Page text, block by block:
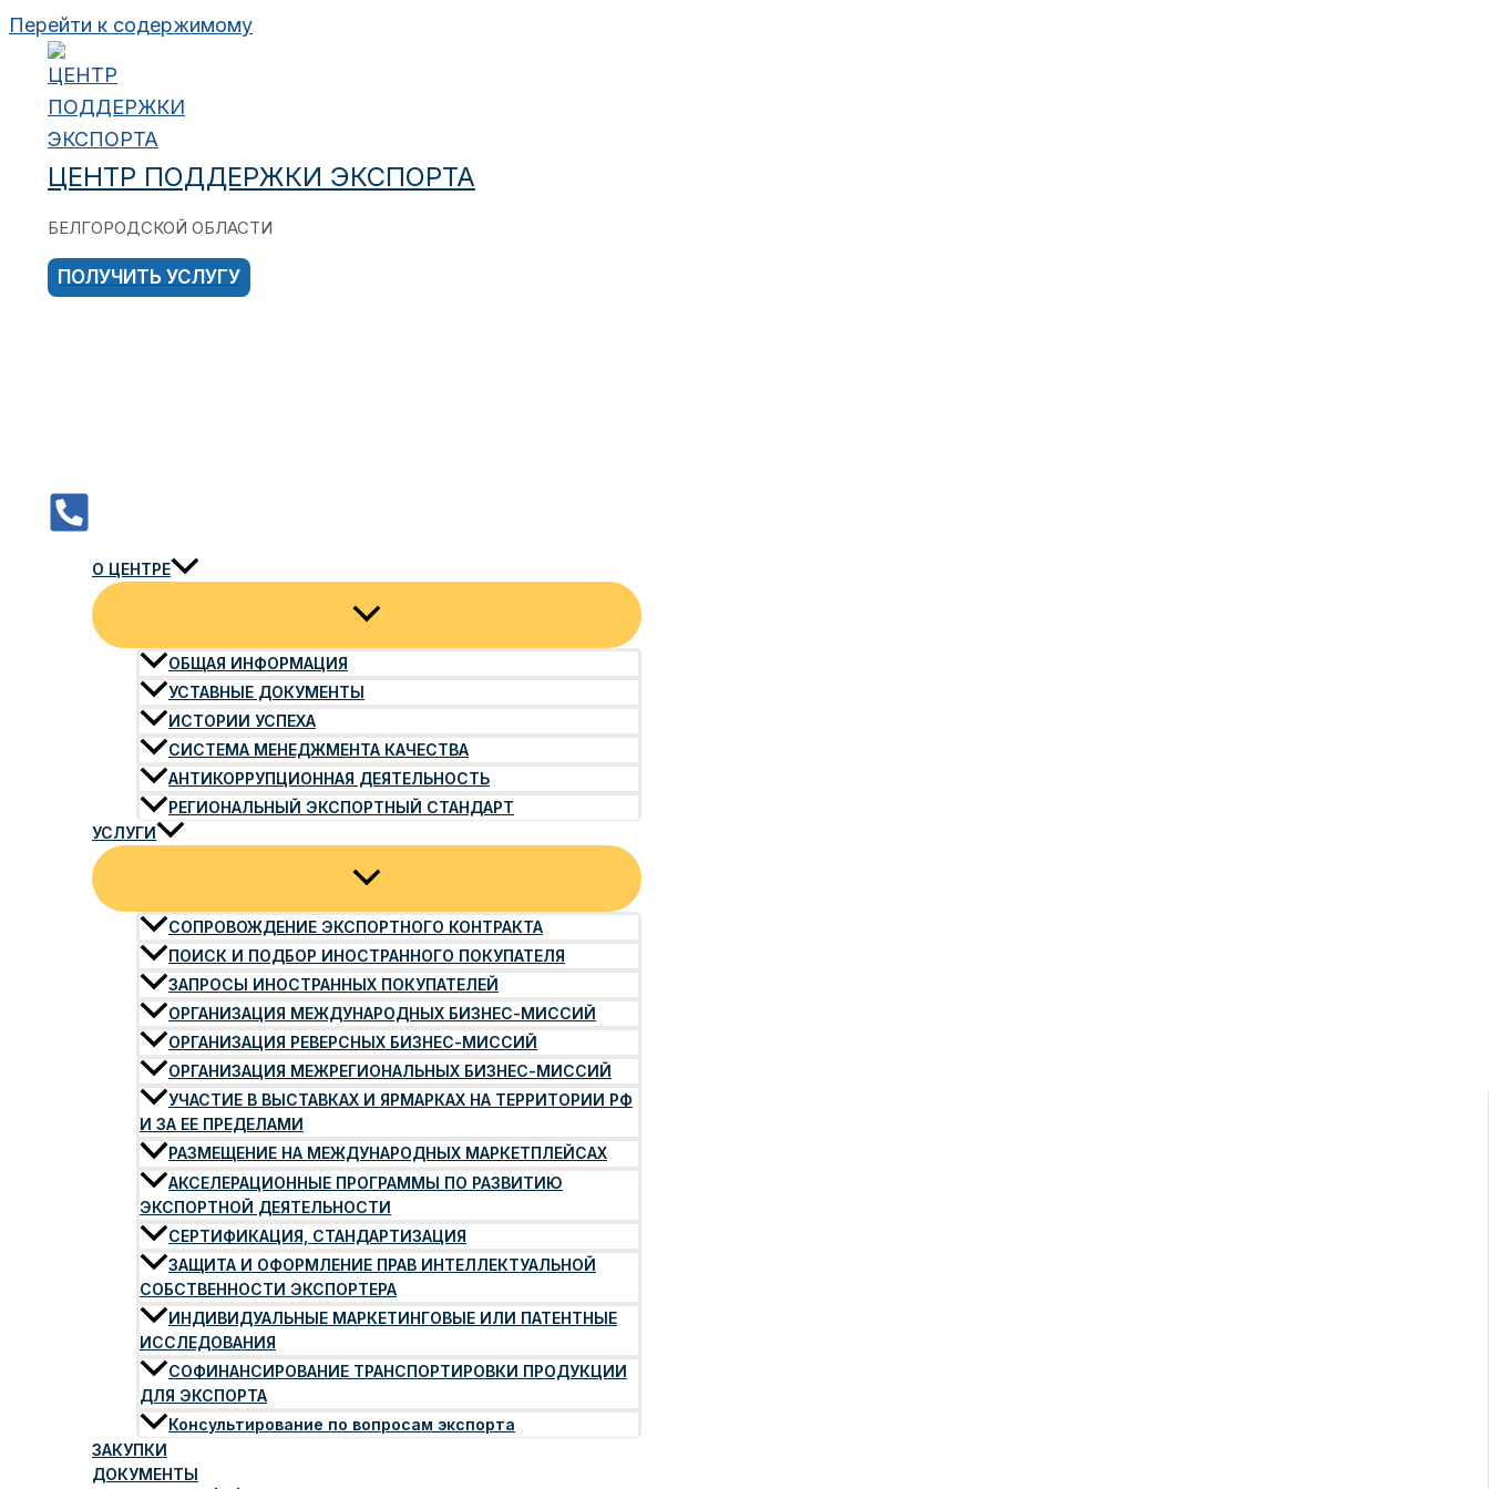
Перейти к содержимому
ЦЕНТР ПОДДЕРЖКИ ЭКСПОРТА
БЕЛГОРОДСКОЙ ОБЛАСТИ
ПОЛУЧИТЬ УСЛУГУ
О ЦЕНТРЕ
ОБЩАЯ ИНФОРМАЦИЯ
УСТАВНЫЕ ДОКУМЕНТЫ
ИСТОРИИ УСПЕХА
СИСТЕМА МЕНЕДЖМЕНТА КАЧЕСТВА
АНТИКОРРУПЦИОННАЯ ДЕЯТЕЛЬНОСТЬ
РЕГИОНАЛЬНЫЙ ЭКСПОРТНЫЙ СТАНДАРТ
УСЛУГИ
СОПРОВОЖДЕНИЕ ЭКСПОРТНОГО КОНТРАКТА
ПОИСК И ПОДБОР ИНОСТРАННОГО ПОКУПАТЕЛЯ
ЗАПРОСЫ ИНОСТРАННЫХ ПОКУПАТЕЛЕЙ
ОРГАНИЗАЦИЯ МЕЖДУНАРОДНЫХ БИЗНЕС-МИССИЙ
ОРГАНИЗАЦИЯ РЕВЕРСНЫХ БИЗНЕС-МИССИЙ
ОРГАНИЗАЦИЯ МЕЖРЕГИОНАЛЬНЫХ БИЗНЕС-МИССИЙ
УЧАСТИЕ В ВЫСТАВКАХ И ЯРМАРКАХ НА ТЕРРИТОРИИ РФ
И ЗА ЕЕ ПРЕДЕЛАМИ
РАЗМЕЩЕНИЕ НА МЕЖДУНАРОДНЫХ МАРКЕТПЛЕЙСАХ
АКСЕЛЕРАЦИОННЫЕ ПРОГРАММЫ ПО РАЗВИТИЮ
ЭКСПОРТНОЙ ДЕЯТЕЛЬНОСТИ
СЕРТИФИКАЦИЯ, СТАНДАРТИЗАЦИЯ
ЗАЩИТА И ОФОРМЛЕНИЕ ПРАВ ИНТЕЛЛЕКТУАЛЬНОЙ
СОБСТВЕННОСТИ ЭКСПОРТЕРА
ИНДИВИДУАЛЬНЫЕ МАРКЕТИНГОВЫЕ ИЛИ ПАТЕНТНЫЕ
ИССЛЕДОВАНИЯ
СОФИНАНСИРОВАНИЕ ТРАНСПОРТИРОВКИ ПРОДУКЦИИ
ДЛЯ ЭКСПОРТА
Консультирование по вопросам экспорта
ЗАКУПКИ
ДОКУМЕНТЫ